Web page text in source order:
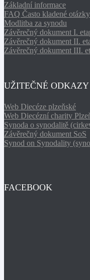
Základní informace
FAQ Často kladené otázky
Modlitba za synodu
Závěrečný dokument I.
Závěrečný dokument II.
Závěrečný dokument III.
UŽITEČNÉ ODKAZY
Web Diecéze plzeňské
Web Diecézní charity
Synoda o synodalitě
Závěrečný dokument SoS
Synod on Synodality
FACEBOOK